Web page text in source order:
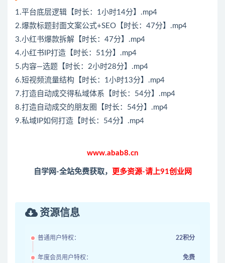
1.平台底层逻辑【时长：1小时14分】.mp4
2.爆款标题封面文案公式+SEO【时长：47分】.mp4
3.小红书爆款拆解【时长：47分】.mp4
4.小红书IP打造【时长：51分】.mp4
5.内容—选题【时长：2小时28分】.mp4
6.短视频流量结构【时长：1小时13分】.mp4
7.打造自动成交得私域体系【时长：54分】.mp4
8.打造自动成交的朋友圈【时长：54分】.mp4
9.私域IP如何打造【时长：54分】.mp4
www.abab8.cn
自学网-全站免费获取， 更多资源-请上91创业网
资源信息
普通用户特权： 22积分
年度会员用户特权： 免费